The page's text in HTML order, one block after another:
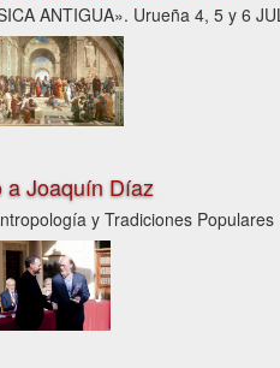
ANTIGUA». Urueña 4, 5 y 6
a Joaquín Díaz
y Tradiciones Populares